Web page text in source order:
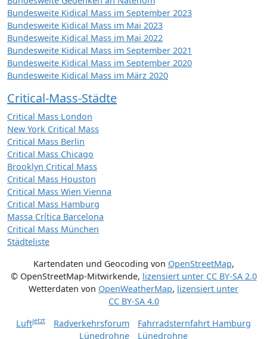
Bundesweite Kidical Mass im September 2023
Bundesweite Kidical Mass im Mai 2023
Bundesweite Kidical Mass im Mai 2022
Bundesweite Kidical Mass im September 2021
Bundesweite Kidical Mass im September 2020
Bundesweite Kidical Mass im März 2020
Critical-Mass-Städte
Critical Mass London
New York Critical Mass
Critical Mass Berlin
Critical Mass Chicago
Brooklyn Critical Mass
Critical Mass Houston
Critical Mass Wien Vienna
Critical Mass Hamburg
Massa Crítica Barcelona
Critical Mass München
Städteliste
Kartendaten und Geocoding von OpenStreetMap,
© OpenStreetMap-Mitwirkende, lizensiert unter CC BY-SA 2.0
Wetterdaten von OpenWeatherMap, lizensiert unter
CC BY-SA 4.0
Luftjetzt Radverkehrsforum
Fahrradsternfahrt Hamburg
Lünedrohne
Lünedrohne